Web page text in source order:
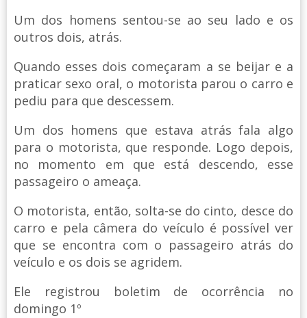
Um dos homens sentou-se ao seu lado e os
outros dois, atrás.
Quando esses dois começaram a se beijar e a
praticar sexo oral, o motorista parou o carro e
pediu para que descessem.
Um dos homens que estava atrás fala algo
para o motorista, que responde. Logo depois,
no momento em que está descendo, esse
passageiro o ameaça.
O motorista, então, solta-se do cinto, desce do
carro e pela câmera do veículo é possível ver
que se encontra com o passageiro atrás do
veículo e os dois se agridem.
Ele registrou boletim de ocorrência no
domingo 1º